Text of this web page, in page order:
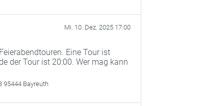
Mi. 10. Dez. 2025 17:00
Eine Tour ist
der Tour ist 20:00. Wer mag kann
95444 Bayreuth